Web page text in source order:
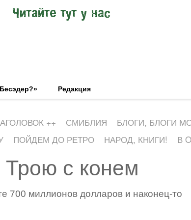
Читайте тут у нас
Редакция
++ СМИБЛИЯ БЛОГИ, БЛОГИ
ПОЙДЕМ ДО РЕТРО НАРОД, КНИГИ! В
с конем
700 миллионов долларов и наконец-то